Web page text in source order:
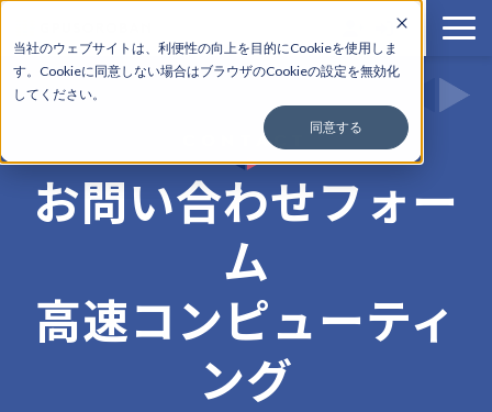
当社のウェブサイトは、利便性の向上を目的にCookieを使用しま
す。Cookieに同意しない場合はブラウザのCookieの設定を無効化
してください。
同意する
サービス一覧
使い方
お知らせ
CONTACT
お問い合わせフォー
ム
高速コンピューティ
ング